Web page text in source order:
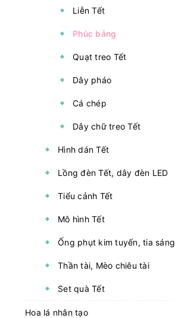
Liễn Tết
Phúc bảng
Quạt treo Tết
Dây pháo
Cá chép
Dây chữ treo Tết
Hình dán Tết
Lồng đèn Tết, dây đèn LED
Tiểu cảnh Tết
Mô hình Tết
Ống phụt kim tuyến, tia sáng
Thần tài, Mèo chiêu tài
Set quà Tết
Hoa lá nhân tạo